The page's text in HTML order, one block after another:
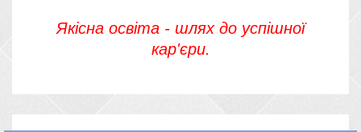
Якісна освіта - шлях до успішної
кар'єри.